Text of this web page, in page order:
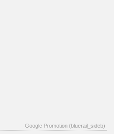
Google Promotion (bluerail_sideb)